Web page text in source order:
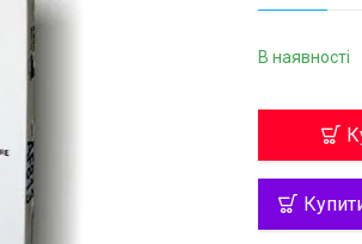
В наявності